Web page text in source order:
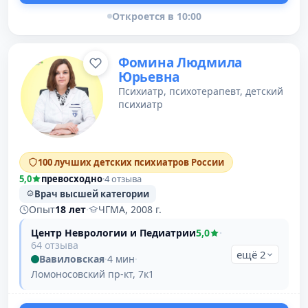
Откроется в 10:00
Фомина Людмила
Юрьевна
Психиатр, психотерапевт, детский
психиатр
100 лучших детских психиатров России
5,0
превосходно·4 отзыва
Врач высшей категории
Опыт18 лет·
ЧГМА, 2008 г.
Центр Неврологии и Педиатрии5,0
·
64 отзыва
Вавиловская·4 мин·
Ломоносовский пр-кт, 7к1
ещё 2